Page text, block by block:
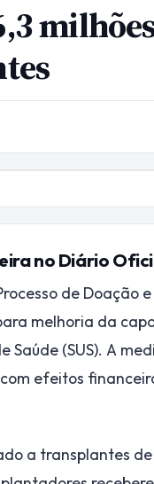
no Diário
de Doação
melhoria da
Saúde (SUS). A
efeitos
a transplantes